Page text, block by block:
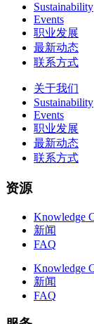
Sustainability
Events
职业发展
最新动态
联系方式
关于我们
Sustainability
Events
职业发展
最新动态
联系方式
资源
Knowledge
新闻
FAQ
Knowledge
新闻
FAQ